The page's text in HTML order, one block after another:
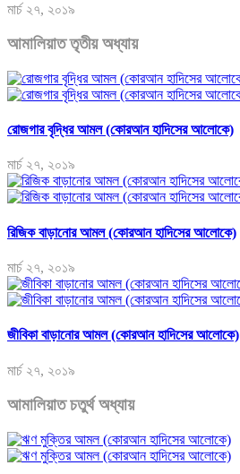
মার্চ ২৭, ২০১৯
আমালিয়াত তৃতীয় অধ্যায়
রোজগার বৃদ্ধির আমল (কোরআন হাদিসের আলোকে)
মার্চ ২৭, ২০১৯
রিজিক বাড়ানোর আমল (কোরআন হাদিসের আলোকে)
মার্চ ২৭, ২০১৯
জীবিকা বাড়ানোর আমল (কোরআন হাদিসের আলোকে)
মার্চ ২৭, ২০১৯
আমালিয়াত চতুর্থ অধ্যায়